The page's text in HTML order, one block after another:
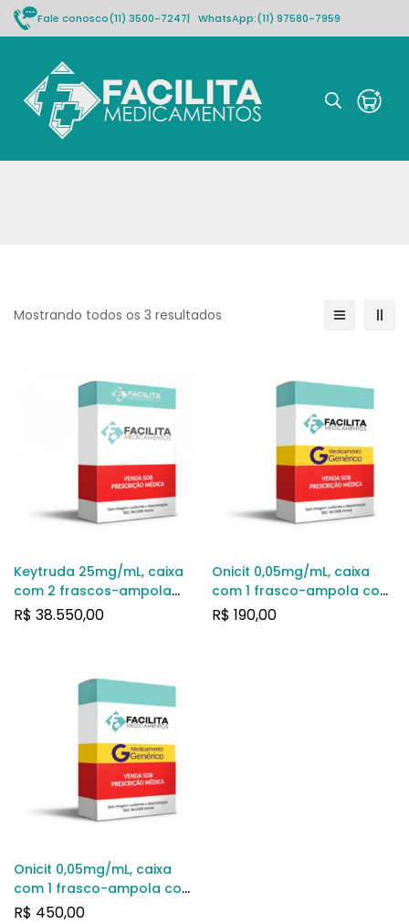
Fale conosco(11) 3500-7247| WhatsApp:(11) 97580-7959
Mostrando todos os 3 resultados
Keytruda 25mg/mL, caixa
com 2 frascos-ampola
com 4mL de solução de
R$ 38.550,00
Onicit 0,05mg/mL, caixa
com 1 frasco-ampola com
1,5mL de solução de uso
R$ 190,00
Onicit 0,05mg/mL, caixa
com 1 frasco-ampola com
5mL de solução de uso
R$ 450,00